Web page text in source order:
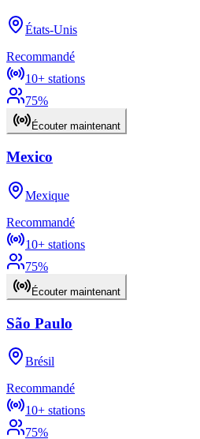
États-Unis
Recommandé
10+ stations
75%
Écouter maintenant
Mexico
Mexique
Recommandé
10+ stations
75%
Écouter maintenant
São Paulo
Brésil
Recommandé
10+ stations
75%